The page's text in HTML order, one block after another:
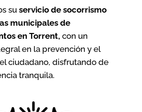
suservicio de socorrismo
municipales de
en Torrent, con un
en la prevención y el
ciudadano, disfrutando de
tranquila.